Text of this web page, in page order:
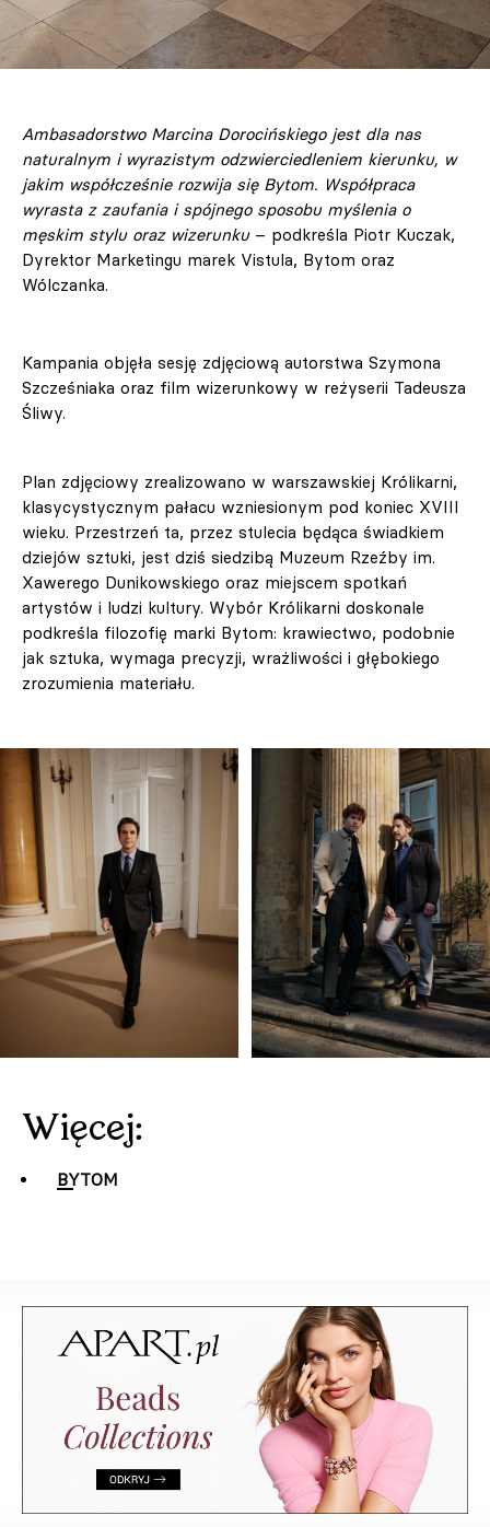
Ambasadorstwo Marcina Dorocińskiego jest dla nas
naturalnym i wyrazistym odzwierciedleniem kierunku, w
jakim współcześnie rozwija się Bytom. Współpraca
wyrasta z zaufania i spójnego sposobu myślenia o
męskim stylu oraz wizerunku– podkreśla Piotr Kuczak,
Dyrektor Marketingu marek Vistula, Bytom oraz
Wólczanka.
Kampania objęła sesję zdjęciową autorstwa Szymona
Szcześniaka oraz film wizerunkowy w reżyserii Tadeusza
Śliwy.
Plan zdjęciowy zrealizowano w warszawskiej Królikarni,
klasycystycznym pałacu wzniesionym pod koniec XVIII
wieku. Przestrzeń ta, przez stulecia będąca świadkiem
dziejów sztuki, jest dziś siedzibą Muzeum Rzeźby im.
Xawerego Dunikowskiego oraz miejscem spotkań
artystów i ludzi kultury. Wybór Królikarni doskonale
podkreśla filozofię marki Bytom: krawiectwo, podobnie
jak sztuka, wymaga precyzji, wrażliwości i głębokiego
zrozumienia materiału.
Więcej:
BYTOM